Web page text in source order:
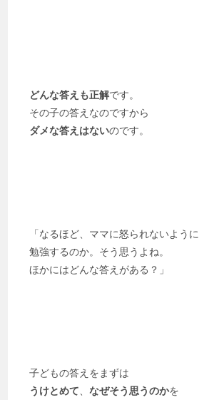
どんな答えも正解です。
その子の答えなのですから
ダメな答えはないのです。
「なるほど、ママに怒られないように
勉強するのか。そう思うよね。
ほかにはどんな答えがある？」
子どもの答えをまずは
うけとめて 、なぜそう思うのかを